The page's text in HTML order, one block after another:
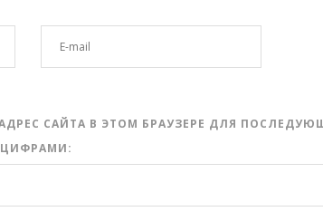
САЙТА В ЭТОМ БРАУЗЕРЕ ДЛЯ
ЦИФРАМИ: